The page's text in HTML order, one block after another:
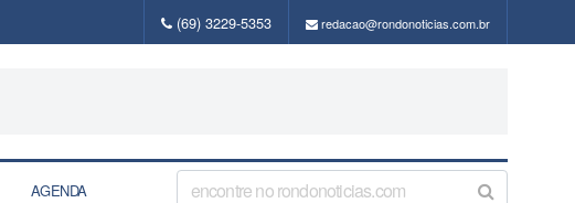
(69) 3229-5353 redacao@rondonoticias.com.br
AGENDA